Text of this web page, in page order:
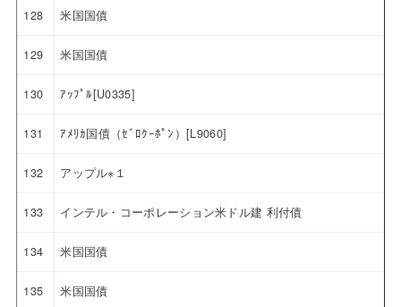
128 米国国債
129 米国国債
130 ｱｯﾌﾟﾙ[U0335]
131 ｱﾒﾘｶ国債（ｾﾞﾛｸｰﾎﾟﾝ）[L9060]
132 アップル※１
133 インテル・コーポレーション米ドル建 利付債
134 米国国債
135 米国国債